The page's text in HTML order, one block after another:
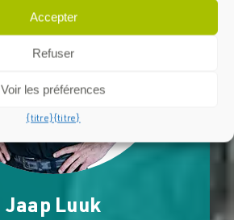
Accepter
Refuser
Voir les préférences
{titre}{titre}
Jaap Luuk